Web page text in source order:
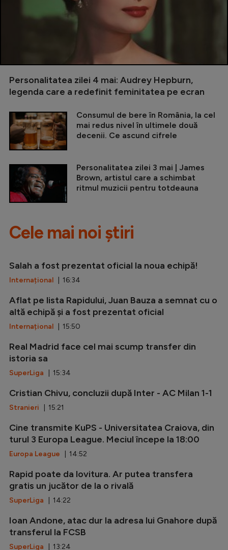
Personalitatea zilei 4 mai: Audrey Hepburn,
legenda care a redefinit feminitatea pe ecran
Consumul de bere în România, la cel
mai redus nivel în ultimele două
decenii. Ce ascund cifrele
Personalitatea zilei 3 mai | James
Brown, artistul care a schimbat
ritmul muzicii pentru totdeauna
Cele mai noi știri
Salah a fost prezentat oficial la noua echipă!
Internațional | 16:34
Aflat pe lista Rapidului, Juan Bauza a semnat cu o
altă echipă și a fost prezentat oficial
Internațional | 15:50
Real Madrid face cel mai scump transfer din
istoria sa
SuperLiga | 15:34
Cristian Chivu, concluzii după Inter - AC Milan 1-1
Stranieri | 15:21
Cine transmite KuPS - Universitatea Craiova, din
turul 3 Europa League. Meciul începe la 18:00
Europa League | 14:52
Rapid poate da lovitura. Ar putea transfera
gratis un jucător de la o rivală
SuperLiga | 14:22
Ioan Andone, atac dur la adresa lui Gnahore după
transferul la FCSB
SuperLiga | 13:24